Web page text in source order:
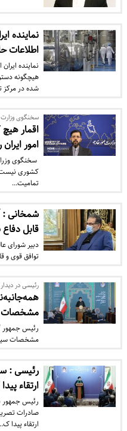
نماینده
اطلاعات
نماینده
هیچگونه
شده در مرکز
سخنگوی وزارت
اقمار
امور
سخنگوی
کشوری
تمامیت…
شمخانی :
قابل
دبیر شورای
توافق قوی و
رئیسی در
مشخصات
رئیس جمهور
مشخصات
رئیسی :
ارتقاء
رئیس جمهور
صادرات
ارتقاء پیدا